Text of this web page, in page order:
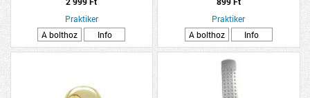
Praktiker
A bolthoz
Info
Praktiker
A bolthoz
Info